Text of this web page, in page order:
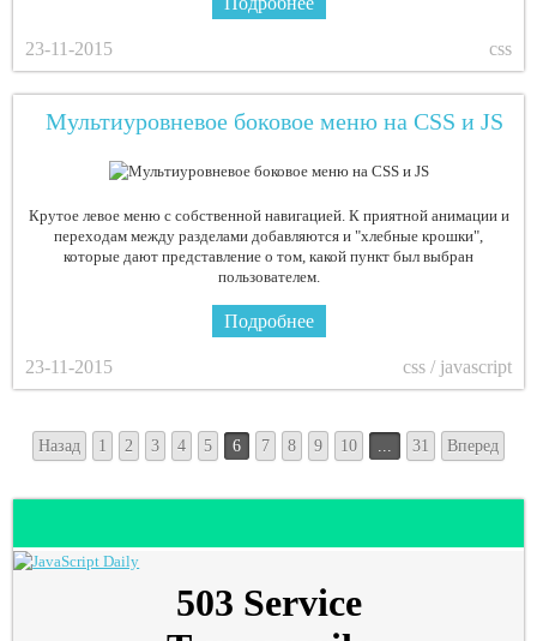
23-11-2015 css
Мультиуровневое боковое меню на CSS и JS
Крутое левое меню с собственной навигацией. К приятной анимации и
переходам между разделами добавляются и "хлебные крошки",
которые дают представление о том, какой пункт был выбран
пользователем.
Подробнее
23-11-2015 css / javascript
Назад 1 2 3 4 5 6 7 8 9 10 31 Вперед